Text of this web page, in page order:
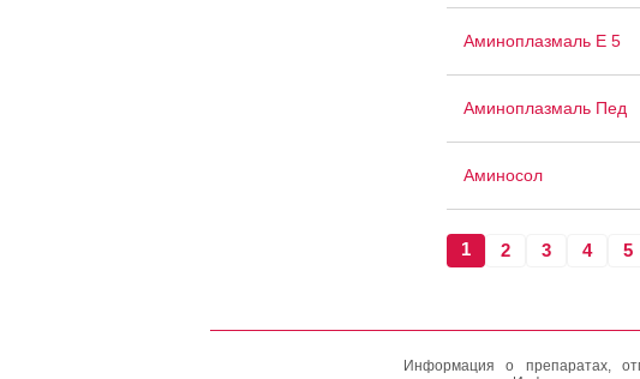
Аминоплазмаль Е 5
Аминоплазмаль Пед
Аминосол
1 2 3 4 5
Информация о препаратах,